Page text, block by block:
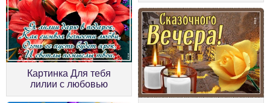
Картинка Для тебя
лилии с любовью